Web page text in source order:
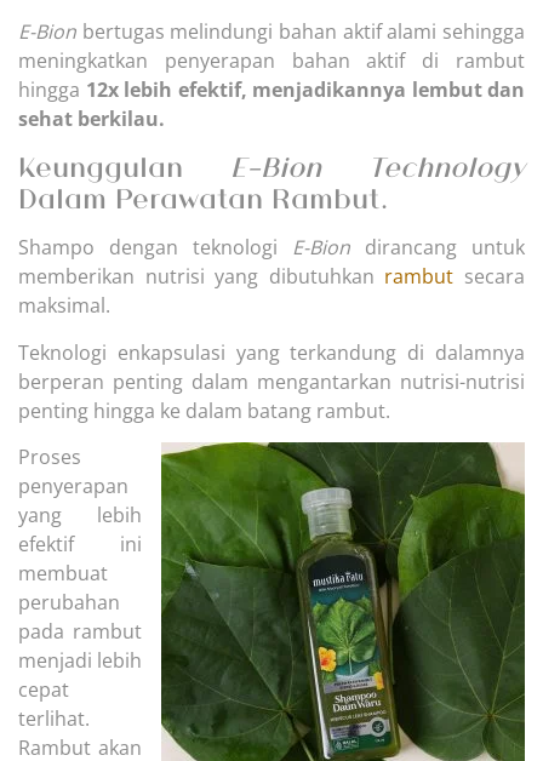
E-Bion bertugas melindungi bahan aktif alami sehingga
meningkatkan penyerapan bahan aktif di rambut
hingga 12x lebih efektif, menjadikannya lembut dan
sehat berkilau.
Keunggulan E-Bion Technology
Dalam Perawatan Rambut.
Shampo dengan teknologi E-Bion dirancang untuk
memberikan nutrisi yang dibutuhkan rambut secara
maksimal.
Teknologi enkapsulasi yang terkandung di dalamnya
berperan penting dalam mengantarkan nutrisi-nutrisi
penting hingga ke dalam batang rambut.
Proses
penyerapan
yang lebih
efektif ini
membuat
perubahan
pada rambut
menjadi lebih
cepat
terlihat.
Rambut akan